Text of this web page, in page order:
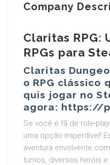
Company
Claritas RPG:
RPGs para
Claritas
o RPG clássico
quis jogar no
agora: https://
Se você é fã de role-
uma opção imperdível!
aventura envolvente
turnos, diversos heróis